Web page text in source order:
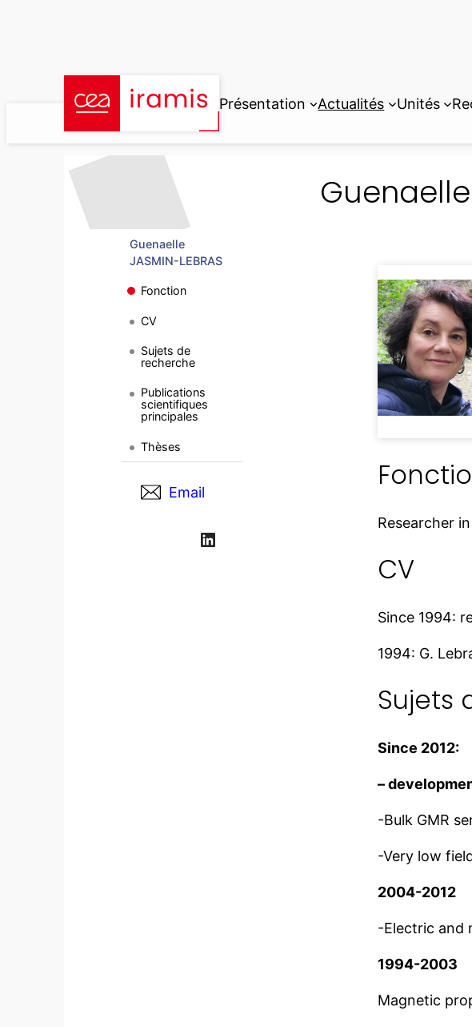
Présentation Actualités Unités
Guenaelle
Guenaelle
JASMIN-LEBRAS
Fonction
CV
Sujets de
recherche
Publications
scientifiques
principales
Thèses
Email
LinkedIn
Researcher
CV
Since 1994:
1994: G.
Sujets
Since 2012:
–
-Bulk GMR
-Very low
2004-2012
-Electric and
1994-2003
Magnetic